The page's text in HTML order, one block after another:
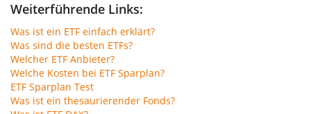
Weiterführende Links:
Was ist ein ETF einfach erklärt?
Was sind die besten ETFs?
Welcher ETF Anbieter?
Welche Kosten bei ETF Sparplan?
ETF Sparplan Test
Was ist ein thesaurierender Fonds?